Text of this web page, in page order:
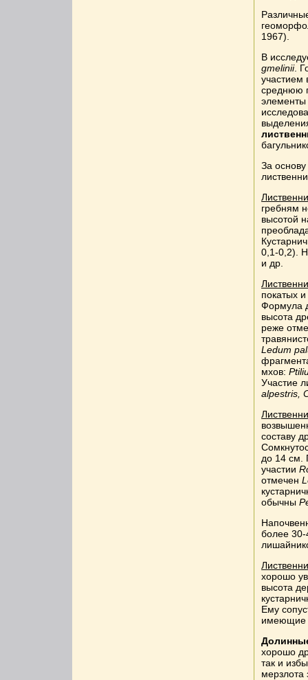
1967).
В
gmelinii.
участием
среднюю
элементы
За
гребням
высотой
0,1-0,2).
и др.
покатых
Формула
высота
реже
Ledum
мхов:
Участие
alpestris,
составу
до 14 см.
участии
отмечен
обычны
более
хорошо
высота
Ему
имеющие
хорошо
так и
мерзлота